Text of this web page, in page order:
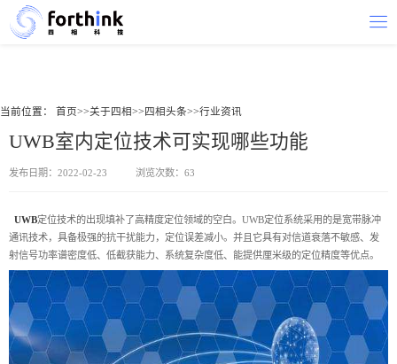
当前位置： 首页>>关于四相>> 四相头条>>行业资讯
UWB室内定位技术可实现哪些功能
发布日期：2022-02-23 浏览次数：63
UWB定位技术的出现填补了高精度定位领域的空白。UWB定位系统采用的是宽带脉冲
通讯技术，具备极强的抗干扰能力，定位误差减小。并且它具有对信道衰落不敏感、发
射信号功率谱密度低、低截获能力、系统复杂度低、能提供厘米级的定位精度等优点。